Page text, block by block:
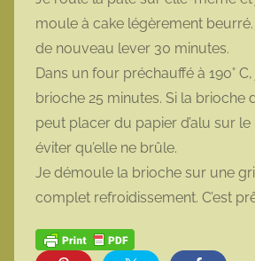
moule à cake légèrement
de nouveau lever 30 minutes.
Dans un four préchauffé à 190°
brioche 25 minutes. Si la brioche
peut placer du papier d’alu sur
éviter qu’elle ne brûle.
Je démoule la brioche sur une
complet refroidissement. C’est